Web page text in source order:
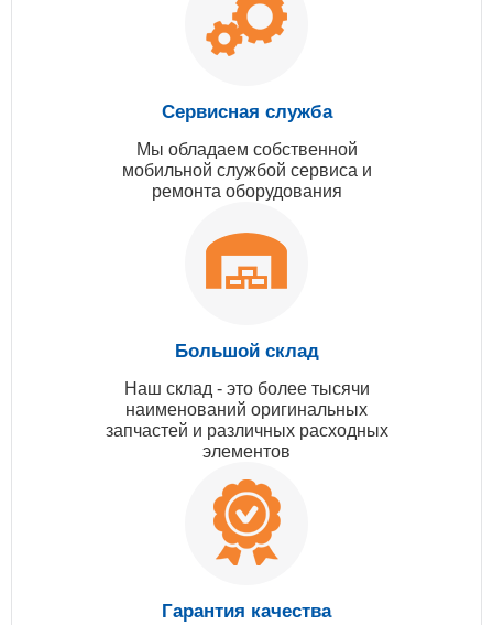
Сервисная служба
Мы обладаем собственной
мобильной службой сервиса и
ремонта оборудования
Большой склад
Наш склад - это более тысячи
наименований оригинальных
запчастей и различных расходных
элементов
Гарантия качества